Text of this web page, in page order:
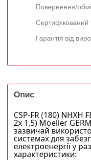
Повернення/
Сертифікований
Гарантія від
Опис
CSP-FR (180) NHXH
2х 1,5) Moeller
зазвичай
системах для
електроенергії у
характеристики: